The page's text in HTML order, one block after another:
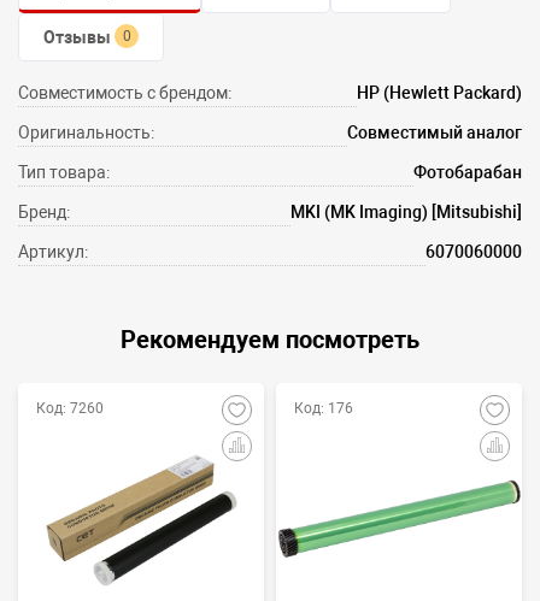
Отзывы 0
Совместимость с брендом: HP (Hewlett Packard)
Оригинальность: Совместимый аналог
Тип товара: Фотобарабан
Бренд: MKI (MK Imaging) [Mitsubishi]
Артикул: 6070060000
Рекомендуем посмотреть
Код: 7260 Код: 176